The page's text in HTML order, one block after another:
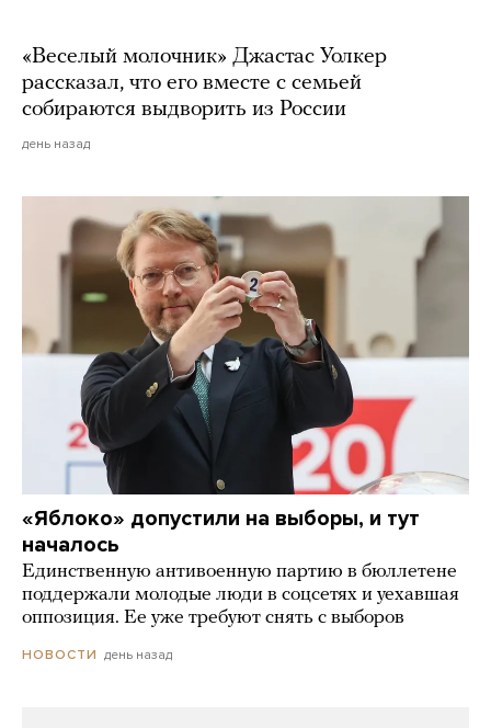
«Веселый молочник» Джастас Уолкер
рассказал, что его вместе с семьей
собираются выдворить из России
день назад
«Яблоко» допустили на выборы, и тут
началось
Единственную антивоенную партию в бюллетене
поддержали молодые люди в соцсетях и уехавшая
оппозиция. Ее уже требуют снять с выборов
НОВОСТИ день назад